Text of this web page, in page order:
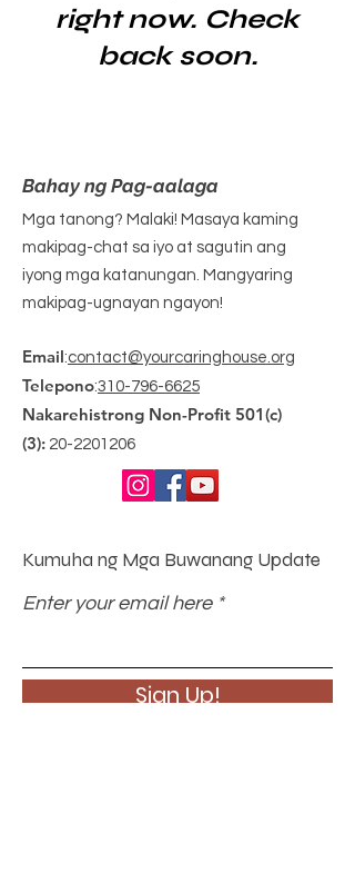
right now. Check
back soon.
Bahay ng Pag-aalaga
Mga tanong? Malaki! Masaya kaming
makipag-chat sa iyo at sagutin ang
iyong mga katanungan. Mangyaring
makipag-ugnayan ngayon!
Email:contact@yourcaringhouse.org
Telepono:310-796-6625
Nakarehistrong Non-Profit 501(c)
(3): 20-2201206
Kumuha ng Mga Buwanang Update
Enter your email here
Sign Up!